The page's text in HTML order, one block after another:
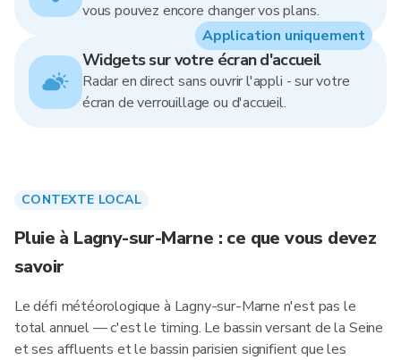
vous pouvez encore changer vos plans.
Widgets sur votre écran d'accueil
Radar en direct sans ouvrir l'appli - sur votre
écran de verrouillage ou d'accueil.
Application uniquement
CONTEXTE LOCAL
Pluie à Lagny-sur-Marne : ce que vous devez
savoir
Le défi météorologique à Lagny-sur-Marne n'est pas le
total annuel — c'est le timing. Le bassin versant de la Seine
et ses affluents et le bassin parisien signifient que les